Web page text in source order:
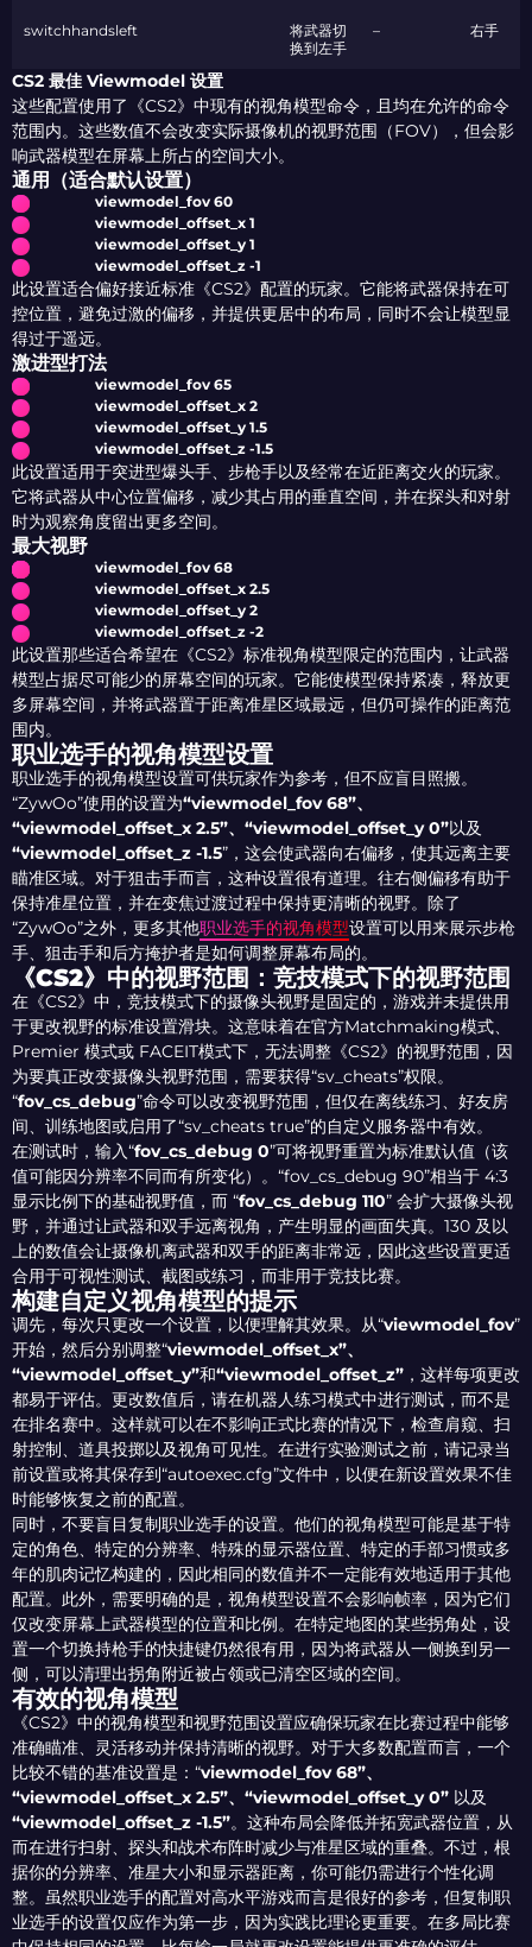
switchhandsleft
将武器切
换到左手
– 右手
CS2 最佳 Viewmodel 设置
这些配置使用了《CS2》中现有的视角模型命令，且均在允许的命令
范围内。这些数值不会改变实际摄像机的视野范围（FOV），但会影
响武器模型在屏幕上所占的空间大小。
通用（适合默认设置）
viewmodel_fov 60
viewmodel_offset_x 1
viewmodel_offset_y 1
viewmodel_offset_z -1
此设置适合偏好接近标准《CS2》配置的玩家。它能将武器保持在可
控位置，避免过激的偏移，并提供更居中的布局，同时不会让模型显
得过于遥远。
激进型打法
viewmodel_fov 65
viewmodel_offset_x 2
viewmodel_offset_y 1.5
viewmodel_offset_z -1.5
此设置适用于突进型爆头手、步枪手以及经常在近距离交火的玩家。
它将武器从中心位置偏移，减少其占用的垂直空间，并在探头和对射
时为观察角度留出更多空间。
最大视野
viewmodel_fov 68
viewmodel_offset_x 2.5
viewmodel_offset_y 2
viewmodel_offset_z -2
此设置那些适合希望在《CS2》标准视角模型限定的范围内，让武器
模型占据尽可能少的屏幕空间的玩家。它能使模型保持紧凑，释放更
多屏幕空间，并将武器置于距离准星区域最远，但仍可操作的距离范
围内。
职业选手的视角模型设置
职业选手的视角模型设置可供玩家作为参考，但不应盲目照搬。
“ZywOo”使用的设置为“viewmodel_fov 68”、
“viewmodel_offset_x 2.5”、“viewmodel_offset_y 0”以及
“viewmodel_offset_z -1.5”，这会使武器向右偏移，使其远离主要
瞄准区域。对于狙击手而言，这种设置很有道理。往右侧偏移有助于
保持准星位置，并在变焦过渡过程中保持更清晰的视野。除了
“ZywOo”之外，更多其他职业选手的视角模型设置可以用来展示步枪
手、狙击手和后方掩护者是如何调整屏幕布局的。
《CS2》中的视野范围：竞技模式下的视野范围
在《CS2》中，竞技模式下的摄像头视野是固定的，游戏并未提供用
于更改视野的标准设置滑块。这意味着在官方Matchmaking模式、
Premier 模式或 FACEIT模式下，无法调整《CS2》的视野范围，因
为要真正改变摄像头视野范围，需要获得“sv_cheats”权限。
“fov_cs_debug”命令可以改变视野范围，但仅在离线练习、好友房
间、训练地图或启用了“sv_cheats true”的自定义服务器中有效。
在测试时，输入“fov_cs_debug 0”可将视野重置为标准默认值（该
值可能因分辨率不同而有所变化）。“fov_cs_debug 90”相当于 4:3
显示比例下的基础视野值，而 “fov_cs_debug 110” 会扩大摄像头视
野，并通过让武器和双手远离视角，产生明显的画面失真。130 及以
上的数值会让摄像机离武器和双手的距离非常远，因此这些设置更适
合用于可视性测试、截图或练习，而非用于竞技比赛。
构建自定义视角模型的提示
调先，每次只更改一个设置，以便理解其效果。从“viewmodel_fov”
开始，然后分别调整“viewmodel_offset_x”、
“viewmodel_offset_y”和“viewmodel_offset_z” ，这样每项更改
都易于评估。更改数值后，请在机器人练习模式中进行测试，而不是
在排名赛中。这样就可以在不影响正式比赛的情况下，检查肩窥、扫
射控制、道具投掷以及视角可见性。在进行实验测试之前，请记录当
前设置或将其保存到“autoexec.cfg”文件中，以便在新设置效果不佳
时能够恢复之前的配置。
同时，不要盲目复制职业选手的设置。他们的视角模型可能是基于特
定的角色、特定的分辨率、特殊的显示器位置、特定的手部习惯或多
年的肌肉记忆构建的，因此相同的数值并不一定能有效地适用于其他
配置。此外，需要明确的是，视角模型设置不会影响帧率，因为它们
仅改变屏幕上武器模型的位置和比例。在特定地图的某些拐角处，设
置一个切换持枪手的快捷键仍然很有用，因为将武器从一侧换到另一
侧，可以清理出拐角附近被占领或已清空区域的空间。
有效的视角模型
《CS2》中的视角模型和视野范围设置应确保玩家在比赛过程中能够
准确瞄准、灵活移动并保持清晰的视野。对于大多数配置而言，一个
比较不错的基准设置是：“viewmodel_fov 68”、
“viewmodel_offset_x 2.5”、“viewmodel_offset_y 0” 以及
“viewmodel_offset_z -1.5”。这种布局会降低并拓宽武器位置，从
而在进行扫射、探头和战术布阵时减少与准星区域的重叠。不过，根
据你的分辨率、准星大小和显示器距离，你可能仍需进行个性化调
整。虽然职业选手的配置对高水平游戏而言是很好的参考，但复制职
业选手的设置仅应作为第一步，因为实践比理论更重要。在多局比赛